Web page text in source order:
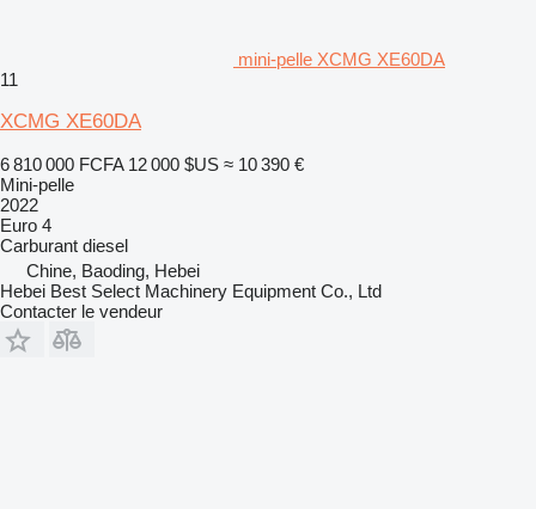
mini-pelle XCMG XE60DA
11
XCMG XE60DA
6 810 000 FCFA 12 000 $US ≈ 10 390 €
Mini-pelle
2022
Euro 4
Carburant diesel
Chine, Baoding, Hebei
Hebei Best Select Machinery Equipment Co., Ltd
Contacter le vendeur